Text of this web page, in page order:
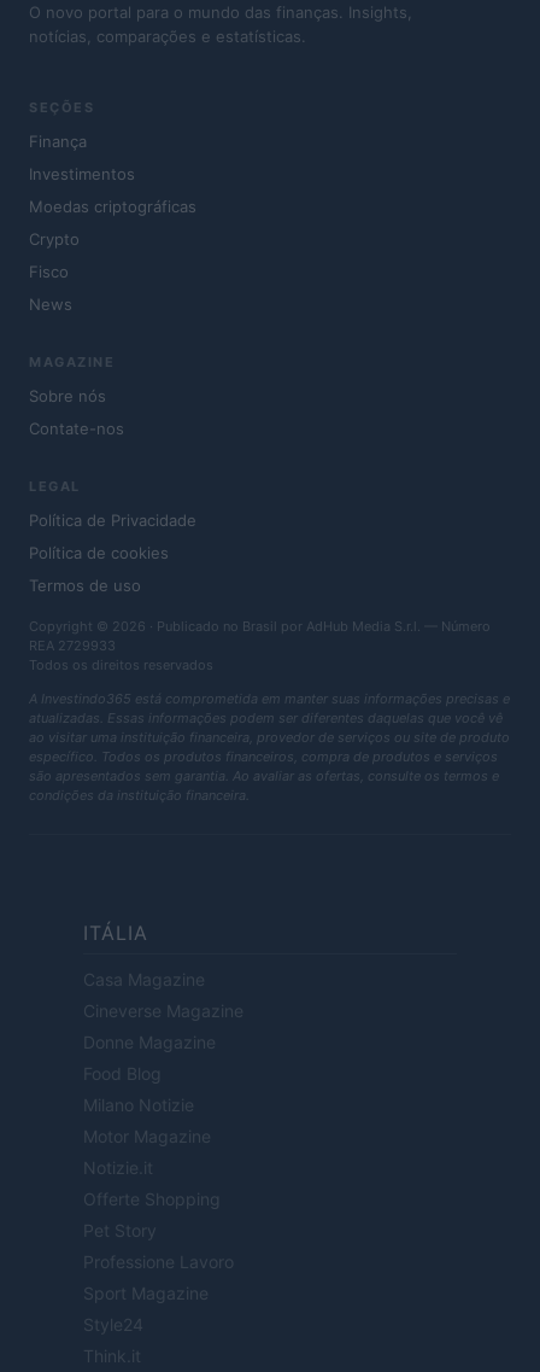
O novo portal para o mundo das finanças. Insights,
notícias, comparações e estatísticas.
SEÇÕES
Finança
Investimentos
Moedas criptográficas
Crypto
Fisco
News
MAGAZINE
Sobre nós
Contate-nos
LEGAL
Política de Privacidade
Política de cookies
Termos de uso
Copyright © 2026 · Publicado no Brasil por AdHub Media S.r.l. — Número
REA 2729933
Todos os direitos reservados
A Investindo365 está comprometida em manter suas informações precisas e
atualizadas. Essas informações podem ser diferentes daquelas que você vê
ao visitar uma instituição financeira, provedor de serviços ou site de produto
específico. Todos os produtos financeiros, compra de produtos e serviços
são apresentados sem garantia. Ao avaliar as ofertas, consulte os termos e
condições da instituição financeira.
ITÁLIA
Casa Magazine
Cineverse Magazine
Donne Magazine
Food Blog
Milano Notizie
Motor Magazine
Notizie.it
Offerte Shopping
Pet Story
Professione Lavoro
Sport Magazine
Style24
Think.it